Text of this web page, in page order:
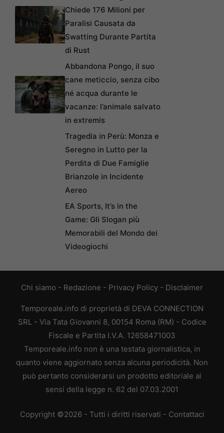
Chiede 176 Milioni per
Paralisi Causata da
Swatting Durante Partita
di Rust
Abbandona Pongo, il suo
cane meticcio, senza cibo
né acqua durante le
vacanze: l’animale salvato
in extremis
Tragedia in Perù: Monza e
Seregno in Lutto per la
Perdita di Due Famiglie
Brianzole in Incidente
Aereo
EA Sports, It’s in the
Game: Gli Slogan più
Memorabili del Mondo dei
Videogiochi
Chi siamo - Redazione - Privacy Policy - Disclaimer
Temporeale.info di proprietà di DEVA CONNECTION
SRL - Via Tata Giovanni 8, 00154 Roma (RM) - Codice
Fiscale e Partita I.V.A. 12658471003
Temporeale.info non è una testata giornalistica, in
quanto viene aggiornato senza alcuna periodicità. Non
può pertanto considerarsi un prodotto editoriale ai
sensi della legge n. 62 del 07.03.2001
Copyright ©2026 - Tutti i diritti riservati - Contattaci